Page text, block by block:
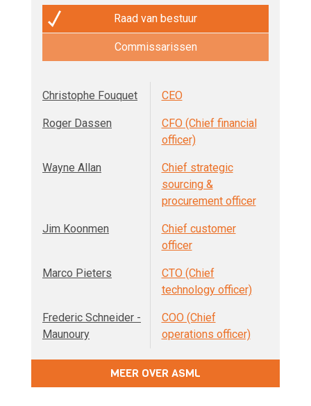
Raad van bestuur
Commissarissen
Christophe Fouquet CEO
Roger Dassen
CFO (Chief financial
officer)
Wayne Allan
Chief strategic
sourcing &
procurement officer
Jim Koonmen
Chief customer
officer
Marco Pieters
CTO (Chief
technology officer)
Frederic Schneider -
Maunoury
COO (Chief
operations officer)
MEER OVER ASML